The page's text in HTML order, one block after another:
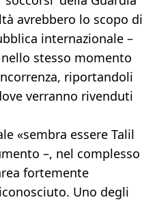
avrebbero lo scopo di
internazionale –
stesso momento
riportandoli
verranno rivenduti
«sembra essere Talil
–, nel complesso
fortemente
Uno degli